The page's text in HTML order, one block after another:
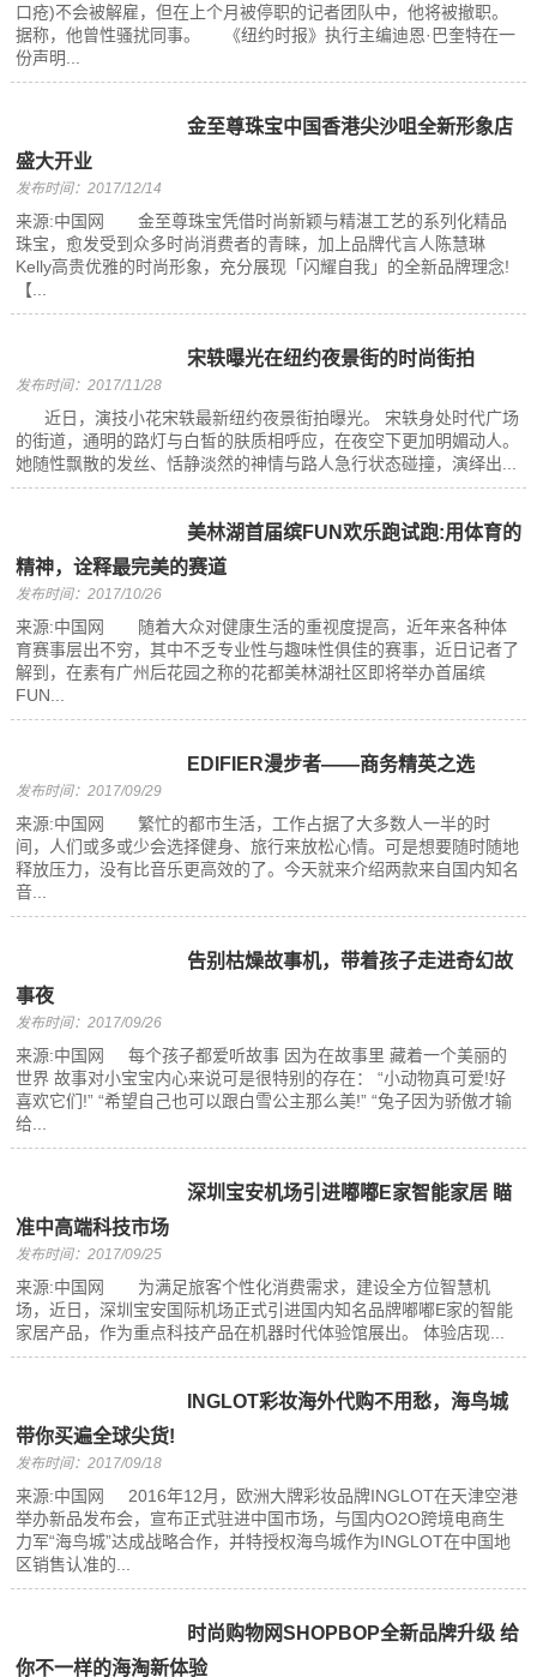
口疮)不会被解雇，但在上个月被停职的记者团队中，他将被撤职。
据称，他曾性骚扰同事。 《纽约时报》执行主编迪恩·巴奎特在一
份声明...
金至尊珠宝中国香港尖沙咀全新形象店
盛大开业
发布时间：2017/12/14
来源:中国网 金至尊珠宝凭借时尚新颖与精湛工艺的系列化精品
珠宝，愈发受到众多时尚消费者的青睐，加上品牌代言人陈慧琳
Kelly高贵优雅的时尚形象，充分展现「闪耀自我」的全新品牌理念!
【...
宋轶曝光在纽约夜景街的时尚街拍
发布时间：2017/11/28
近日，演技小花宋轶最新纽约夜景街拍曝光。 宋轶身处时代广场
的街道，通明的路灯与白皙的肤质相呼应，在夜空下更加明媚动人。
她随性飘散的发丝、恬静淡然的神情与路人急行状态碰撞，演绎出...
美林湖首届缤FUN欢乐跑试跑:用体育的
精神，诠释最完美的赛道
发布时间：2017/10/26
来源:中国网 随着大众对健康生活的重视度提高，近年来各种体
育赛事层出不穷，其中不乏专业性与趣味性俱佳的赛事，近日记者了
解到，在素有广州后花园之称的花都美林湖社区即将举办首届缤
FUN...
EDIFIER漫步者——商务精英之选
发布时间：2017/09/29
来源:中国网 繁忙的都市生活，工作占据了大多数人一半的时
间，人们或多或少会选择健身、旅行来放松心情。可是想要随时随地
释放压力，没有比音乐更高效的了。今天就来介绍两款来自国内知名
音...
告别枯燥故事机，带着孩子走进奇幻故
事夜
发布时间：2017/09/26
来源:中国网 每个孩子都爱听故事 因为在故事里 藏着一个美丽的
世界 故事对小宝宝内心来说可是很特别的存在： “小动物真可爱!好
喜欢它们!” “希望自己也可以跟白雪公主那么美!” “兔子因为骄傲才输
给...
深圳宝安机场引进嘟嘟E家智能家居 瞄
准中高端科技市场
发布时间：2017/09/25
来源:中国网 为满足旅客个性化消费需求，建设全方位智慧机
场，近日，深圳宝安国际机场正式引进国内知名品牌嘟嘟E家的智能
家居产品，作为重点科技产品在机器时代体验馆展出。 体验店现...
INGLOT彩妆海外代购不用愁，海鸟城
带你买遍全球尖货!
发布时间：2017/09/18
来源:中国网 2016年12月，欧洲大牌彩妆品牌INGLOT在天津空港
举办新品发布会，宣布正式驻进中国市场，与国内O2O跨境电商生
力军“海鸟城”达成战略合作，并特授权海鸟城作为INGLOT在中国地
区销售认准的...
时尚购物网SHOPBOP全新品牌升级 给
你不一样的海淘新体验